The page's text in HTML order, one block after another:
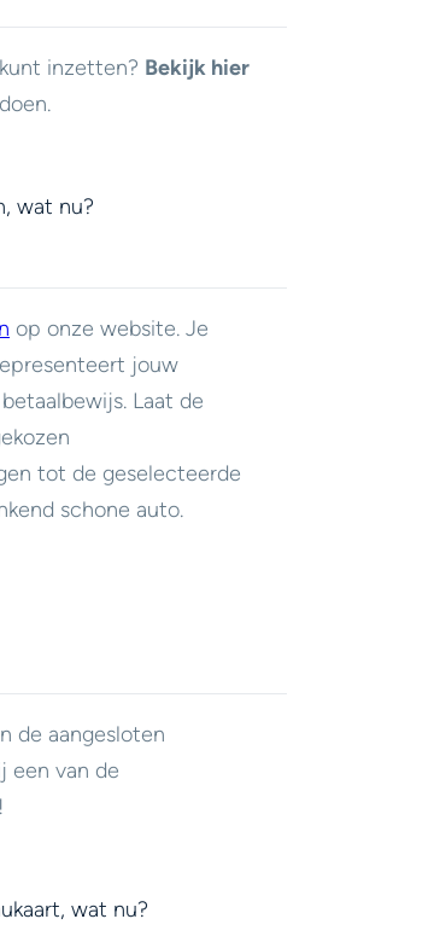
inzetten? Bekijk hier
wat nu?
op onze website. Je
jouw
Laat de
tot de geselecteerde
schone auto.
de aangesloten
een van de
wat nu?